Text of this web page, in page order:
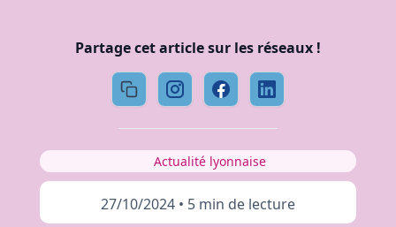
Partage cet article sur les réseaux !
Actualité lyonnaise
27/10/2024 • 5 min de lecture